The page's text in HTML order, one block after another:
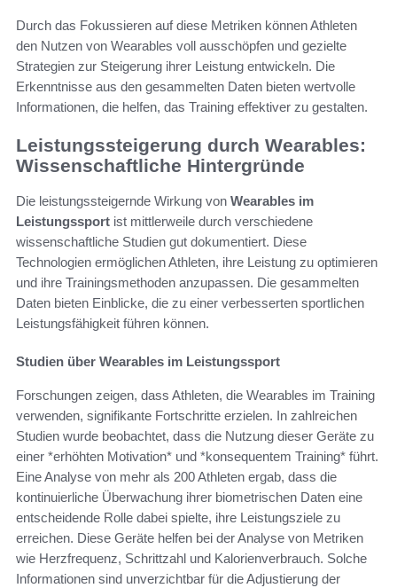
Durch das Fokussieren auf diese Metriken können Athleten
den Nutzen von Wearables voll ausschöpfen und gezielte
Strategien zur Steigerung ihrer Leistung entwickeln. Die
Erkenntnisse aus den gesammelten Daten bieten wertvolle
Informationen, die helfen, das Training effektiver zu gestalten.
Leistungssteigerung durch Wearables:
Wissenschaftliche Hintergründe
Die leistungssteigernde Wirkung von Wearables im
Leistungssport ist mittlerweile durch verschiedene
wissenschaftliche Studien gut dokumentiert. Diese
Technologien ermöglichen Athleten, ihre Leistung zu optimieren
und ihre Trainingsmethoden anzupassen. Die gesammelten
Daten bieten Einblicke, die zu einer verbesserten sportlichen
Leistungsfähigkeit führen können.
Studien über Wearables im Leistungssport
Forschungen zeigen, dass Athleten, die Wearables im Training
verwenden, signifikante Fortschritte erzielen. In zahlreichen
Studien wurde beobachtet, dass die Nutzung dieser Geräte zu
einer *erhöhten Motivation* und *konsequentem Training* führt.
Eine Analyse von mehr als 200 Athleten ergab, dass die
kontinuierliche Überwachung ihrer biometrischen Daten eine
entscheidende Rolle dabei spielte, ihre Leistungsziele zu
erreichen. Diese Geräte helfen bei der Analyse von Metriken
wie Herzfrequenz, Schrittzahl und Kalorienverbrauch. Solche
Informationen sind unverzichtbar für die Adjustierung der